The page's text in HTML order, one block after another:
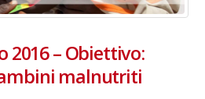
2016 – Obiettivo:
malnutriti